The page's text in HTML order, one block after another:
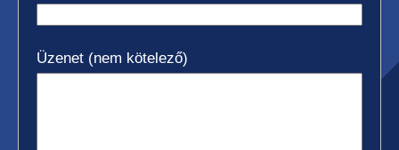
Üzenet (nem kötelező)